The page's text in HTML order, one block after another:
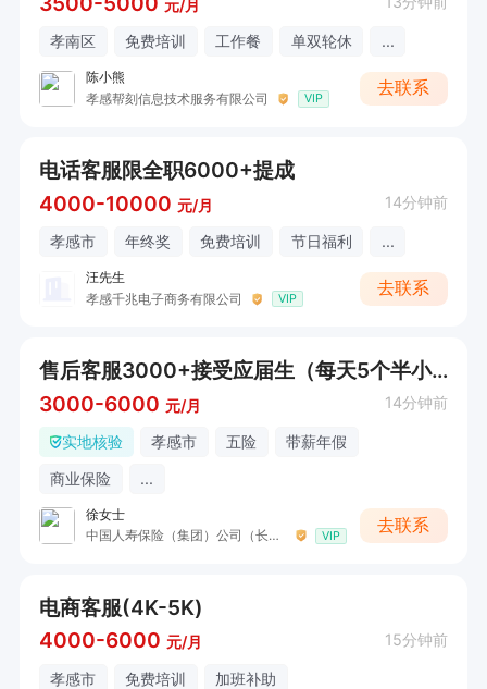
元/月
孝南区 免费培训 工作餐 单双轮休 ...
陈小熊
孝感帮刻信息技术服务有限公司
VIP
去联系
电话客服限全职6000+提成
4000-10000 元/月 14分钟前
孝感市 年终奖 免费培训 节日福利 ...
汪先生
孝感千兆电子商务有限公司
VIP
去联系
售后客服3000+接受应届生（每天5个半小时）
3000-6000 元/月 14分钟前
实地核验 孝感市 五险
带薪年假
商业保险
...
徐女士
中国人寿保险（集团）公司（长征路）
VIP
去联系
电商客服(4K-5K)
4000-6000 元/月 15分钟前
孝感市 免费培训 加班补助